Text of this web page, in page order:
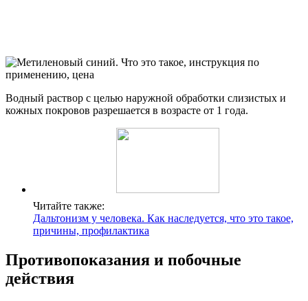
Водный раствор с целью наружной обработки слизистых и
кожных покровов разрешается в возрасте от 1 года.
Читайте также:
Дальтонизм у человека. Как наследуется, что это такое,
причины, профилактика
Противопоказания и побочные
действия